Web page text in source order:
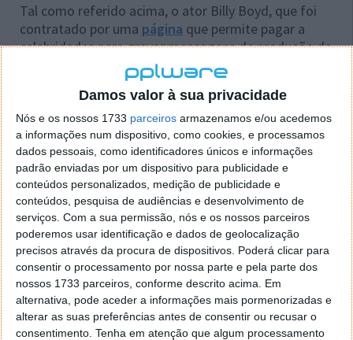
Damos valor à sua privacidade
Nós e os nossos 1733 parceiros armazenamos e/ou acedemos
a informações num dispositivo, como cookies, e processamos
dados pessoais, como identificadores únicos e informações
padrão enviadas por um dispositivo para publicidade e
conteúdos personalizados, medição de publicidade e
conteúdos, pesquisa de audiências e desenvolvimento de
serviços. Com a sua permissão, nós e os nossos parceiros
poderemos usar identificação e dados de geolocalização
precisos através da procura de dispositivos. Poderá clicar para
consentir o processamento por nossa parte e pela parte dos
nossos 1733 parceiros, conforme descrito acima. Em
alternativa, pode aceder a informações mais pormenorizadas e
alterar as suas preferências antes de consentir ou recusar o
consentimento. Tenha em atenção que algum processamento
Tal como referido acima, o ator Billy Boyd, que foi
contratado por uma página que permite pagar a
celebridades para gravar mensagens de produção de
produtos, gravou um vídeo de 40 segundos onde
promove a JRR Token. No entanto, se tentarmos
aceder à publicação na página do Twitter da moeda
onde o vídeo foi publicado, verificámos a mesma já
não está disponível.
Uma criptomoeda para dar a ganhar a longo
prazo
Segundo os criadores, a criptomoeda JRR Token foi
projetada para valorizar a longo prazo. Os
investidores terão um retorno de 3% das transações,
enquanto que 3% serão revertidos para uma 'pool' de
liquidez e outros 3% vão para uma carteira dedicada
ao marketing da moeda e para projetos de caridade.